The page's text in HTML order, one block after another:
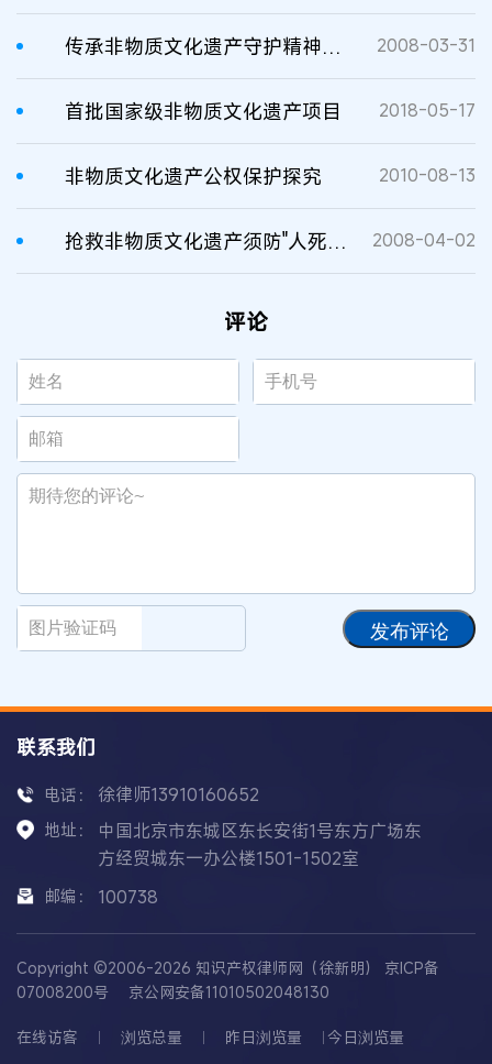
传承非物质文化遗产守护精神家园 2008-03-31
首批国家级非物质文化遗产项目 2018-05-17
非物质文化遗产公权保护探究 2010-08-13
抢救非物质文化遗产须防"人死艺亡"后继乏人 2008-04-02
评论
发布评论
联系我们
电话： 徐律师13910160652
地址：
中国北京市东城区东长安街1号东方广场东
方经贸城东一办公楼1501-1502室
邮编： 100738
Copyright ©2006-2026 知识产权律师网（徐新明） 京ICP备
07008200号
京公网安备11010502048130
在线访客 浏览总量 昨日浏览量 今日浏览量